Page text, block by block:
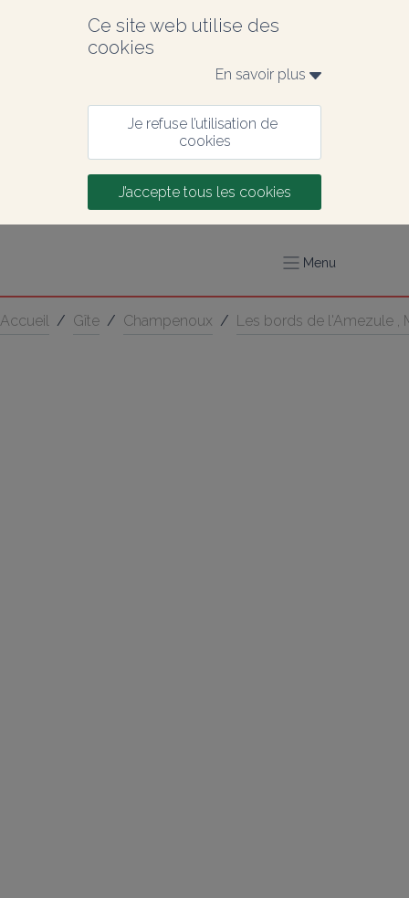
Ce site web utilise des
cookies
En savoir plus
Je refuse l’utilisation de
cookies
J’accepte tous les cookies
Menu
Accueil / Gîte / Champenoux / Les bords de l'Amezule ,